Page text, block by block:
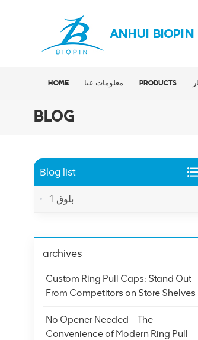
ANHUI BIOPIN
HOME معلومات عنا PRODUCTS
BLOG
Blog list
بلوق 1
archives
Custom Ring Pull Caps: Stand Out
From Competitors on Store Shelves
No Opener Needed – The
Convenience of Modern Ring Pull